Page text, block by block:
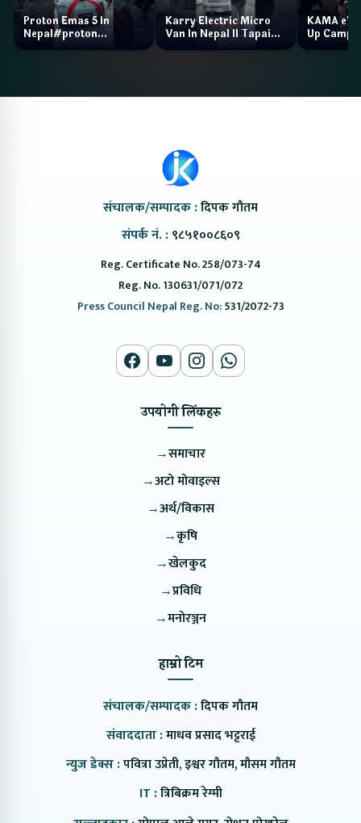
Proton Emas 5 In
Nepal#proton
#protonemas5#protonnepal#evcarnepal
Karry Electric Micro
Van In Nepal II Tapaiko
Bazar II Jankari
KAMA eV
Up Camp
संचालक/सम्पादक :दिपक गौतम
संपर्क नं. : ९८५१००८६०९
Reg. Certificate No. 258/073-74
Reg. No. 130631/071/072
Press Council Nepal Reg. No:531/2072-73
उपयोगी लिंकहरु
→समाचार
→अटो मोवाइल्स
→अर्थ/विकास
→कृषि
→खेलकुद
→प्रविधि
→मनोरञ्जन
हाम्रो टिम
संचालक/सम्पादक :दिपक गौतम
संवाददाता :माधव प्रसाद भट्टराई
न्युज डेक्स :पवित्रा उप्रेती, इश्वर गौतम, मौसम गौतम
IT :त्रिबिक्रम रेग्मी